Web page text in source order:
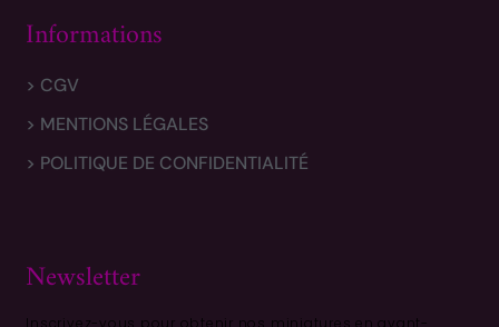
Informations
> CGV
> MENTIONS LÉGALES
> POLITIQUE DE CONFIDENTIALITÉ
Newsletter